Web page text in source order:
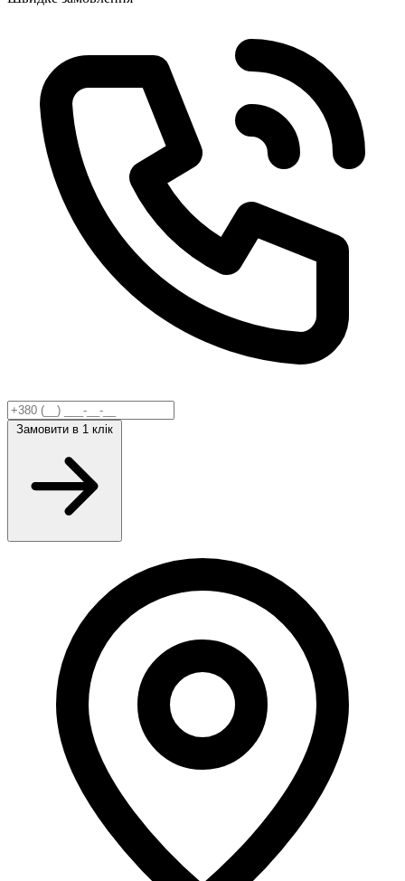
Замовити в 1 клік